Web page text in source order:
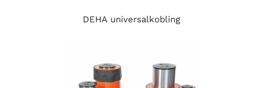
DEHA universalkobling